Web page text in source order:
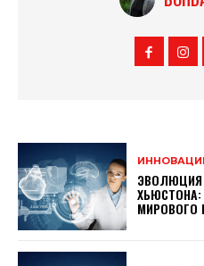
ЭВОЛЮЦИЯ
МИРОВОГО